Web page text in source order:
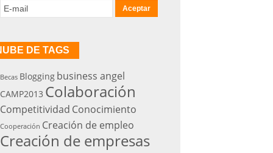
DE TAGS
Becas Blogging business angel
CAMP2013 Colaboración
Competitividad Conocimiento
Cooperación Creación de empleo
Creación de empresas